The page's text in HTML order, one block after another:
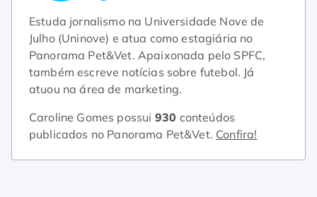
Estuda jornalismo na Universidade Nove de
Julho (Uninove) e atua como estagiária no
Panorama Pet&Vet. Apaixonada pelo SPFC,
também escreve notícias sobre futebol. Já
atuou na área de marketing.
Caroline Gomes possui 930 conteúdos
publicados no Panorama Pet&Vet. Confira!